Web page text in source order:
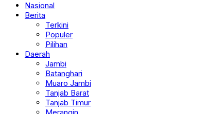
Nasional
Berita
Terkini
Populer
Pilihan
Daerah
Jambi
Batanghari
Muaro Jambi
Tanjab Barat
Tanjab Timur